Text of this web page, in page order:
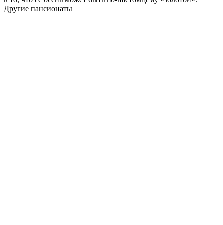
Другие пансионаты